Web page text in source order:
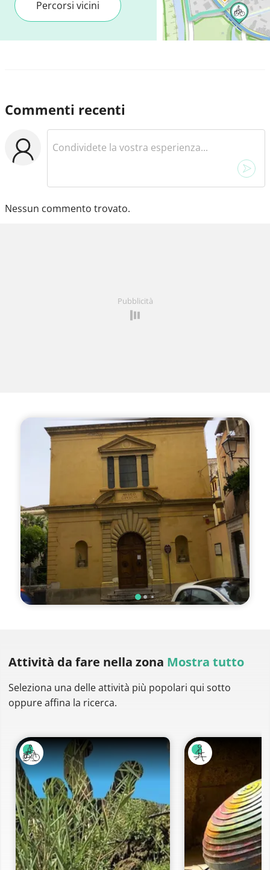
Percorsi vicini
Commenti recenti
Nessun commento trovato.
Pubblicità
Attività da fare nella zona Mostra tutto
Seleziona una delle attività più popolari qui sotto
oppure affina la ricerca.